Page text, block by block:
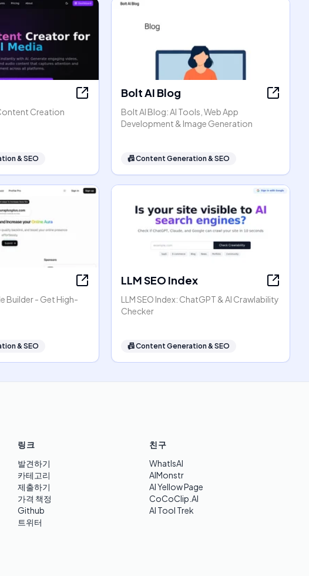
Creation
& SEO
Bolt AI Blog
Bolt AI Blog: AI Tools, Web App
Development & Image Generation
📠Content Generation & SEO
Builder - Get High-
& SEO
LLM SEO Index
LLM SEO Index: ChatGPT & AI Crawlability
Checker
📠Content Generation & SEO
링크
발견하기
카테고리
제출하기
가격 책정
Github
트위터
친구
WhatIsAI
AIMonstr
AI Yellow Page
CoCoClip.AI
AI Tool Trek